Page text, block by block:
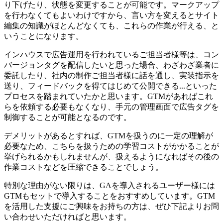
り下げたり、状態を変更することが可能です。マークアップ
を行わなくてもよいわけですから、言い方を変えるとサイト
編集の知識がほとんどなくても、これらの作業が行える、と
いうことになります。
インハウスで広告運用を行われているご担当者様等は、コン
バージョンタグを配信したいと思った場合、わざわざ業者に
委託したり、社内の制作ご担当者様に話を通し、実装指示を
送り、フィードバックを得てはじめて公開できる...といった
プロセスを踏まれていたかと思います。GTMがあればこれ
らを依頼する必要もなくなり、手元の管理画面で広告タグを
制御することが可能となるのです。
デメリットがあるとすれば、GTMを扱うのに一定の理解が
必要なため、こちらを扱うための学習コストがかかることが
挙げられるかもしれませんが、扱えるようになればその後の
作業コストなどを圧縮できることでしょう。
特別な理由がない限りは、GAを導入されるユーザー様には
GTMもセットで導入することをおすすめしています。GTM
を活用した支援にご興味をお持ちの方は、ぜひ下記よりお問
い合わせいただければと思います。